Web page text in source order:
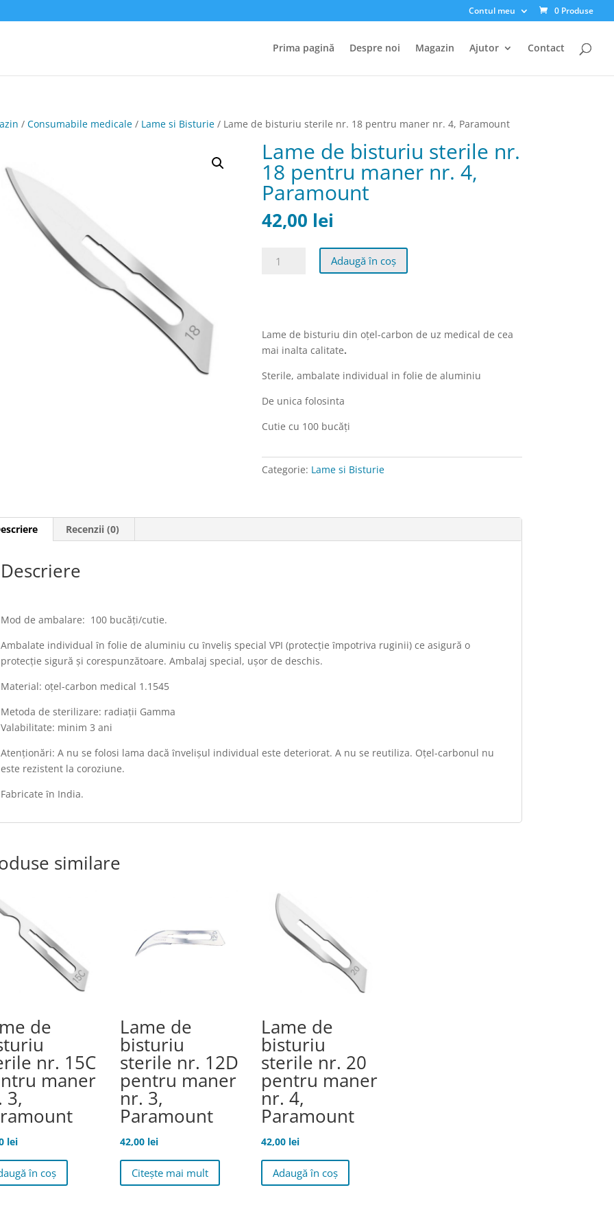
Contul meu 0 Produse
Prima pagină Despre noi Magazin Ajutor Contact
/ Consumabile medicale/ Lame si Bisturie/ Lame de bisturiu sterile nr. 18 pentru maner nr. 4, Paramount
Lame de bisturiu sterile nr.
18 pentru maner nr. 4,
Paramount
42,00 lei
Cantitate
nr.
18
maner
nr.
Paramount
Adaugă în coș
Lame de bisturiu din oțel-carbon de uz medical de cea
mai inalta calitate.
Sterile, ambalate individual in folie de aluminiu
De unica folosinta
Cutie cu 100 bucăți
Categorie: Lame si Bisturie
Recenzii (0)
Descriere
Mod de ambalare: 100 bucăţi/cutie.
Ambalate individual ȋn folie de aluminiu cu ȋnveliş special VPI (protecţie ȋmpotriva ruginii) ce asigură o
protecţie sigură şi corespunzătoare. Ambalaj special, uşor de deschis.
Material: oţel-carbon medical 1.1545
Metoda de sterilizare: radiaţii Gamma
Valabilitate: minim 3 ani
Atenţionări: A nu se folosi lama dacă ȋnvelişul individual este deteriorat. A nu se reutiliza. Oţel-carbonul nu
este rezistent la coroziune.
Fabricate ȋn India.
similare
de
nr. 15C
maner
3,
lei
în coș
Lame de
bisturiu
sterile nr. 12D
pentru maner
nr. 3,
Paramount
42,00 lei
Citește mai mult
Lame de
bisturiu
sterile nr. 20
pentru maner
nr. 4,
Paramount
42,00 lei
Adaugă în coș